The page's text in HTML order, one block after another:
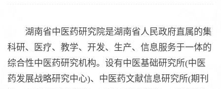
湖南省中医药研究院是湖南省人民政府直属的集
科研、医疗、教学、开发、生产、信息服务于一体的
综合性中医药研究机构。设有中医基础研究所(中医
药发展战略研究中心)、中医药文献信息研究所(期刊